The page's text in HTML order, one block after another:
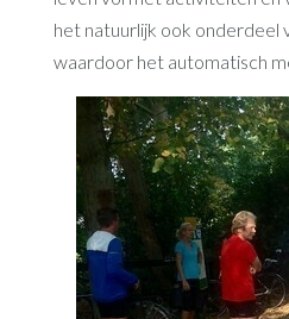
het natuurlijk ook onderdeel
waardoor het automatisch